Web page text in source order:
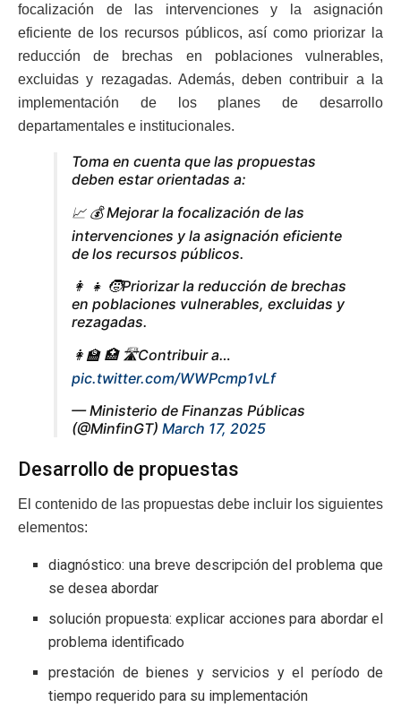
focalización de las intervenciones y la asignación
eficiente de los recursos públicos, así como priorizar la
reducción de brechas en poblaciones vulnerables,
excluidas y rezagadas. Además, deben contribuir a la
implementación de los planes de desarrollo
departamentales e institucionales.
Toma en cuenta que las propuestas
deben estar orientadas a:
📈 💰 Mejorar la focalización de las
intervenciones y la asignación eficiente
de los recursos públicos.
👩 👧 🧒Priorizar la reducción de brechas
en poblaciones vulnerables, excluidas y
rezagadas.
👩‍🏫 🏥 🛣️Contribuir a…
pic.twitter.com/WWPcmp1vLf
— Ministerio de Finanzas Públicas
(@MinfinGT) March 17, 2025
Desarrollo de propuestas
El contenido de las propuestas debe incluir los siguientes
elementos:
diagnóstico: una breve descripción del problema que
se desea abordar
solución propuesta: explicar acciones para abordar el
problema identificado
prestación de bienes y servicios y el período de
tiempo requerido para su implementación